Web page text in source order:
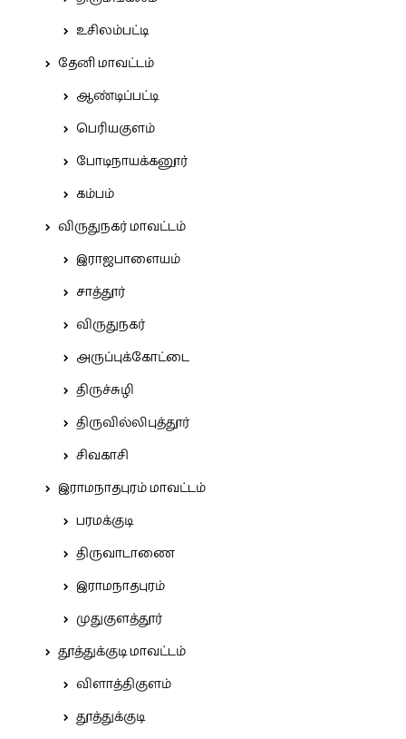
உசிலம்பட்டி
தேனி மாவட்டம்
ஆண்டிப்பட்டி
பெரியகுளம்
போடிநாயக்கனூர்
கம்பம்
விருதுநகர் மாவட்டம்
இராஜபாளையம்
சாத்தூர்
விருதுநகர்
அருப்புக்கோட்டை
திருச்சுழி
திருவில்லிபுத்தூர்
சிவகாசி
இராமநாதபுரம் மாவட்டம்
பரமக்குடி
திருவாடாணை
இராமநாதபுரம்
முதுகுளத்தூர்
தூத்துக்குடி மாவட்டம்
விளாத்திகுளம்
தூத்துக்குடி